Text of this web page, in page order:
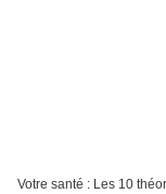
Votre santé : Les 10